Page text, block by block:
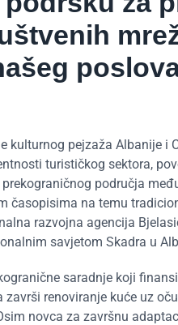
pejzaža Albanije i
turističkog sektora,
područja
časopisima na temu
razvojna agencija
savjetom Skadra u
saradnje koji
renoviranje kuće uz
novca za završnu